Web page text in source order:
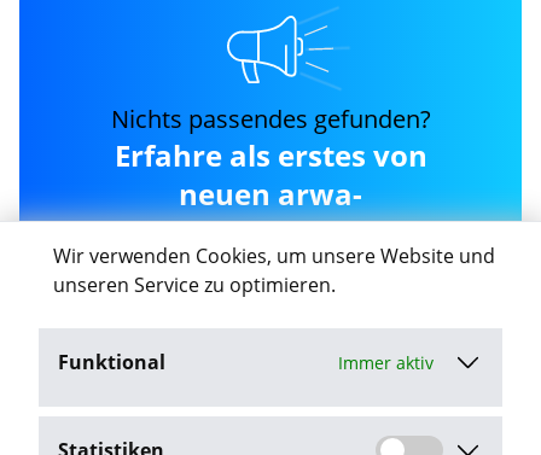
Wir verwenden Cookies, um unsere Website und
unseren Service zu optimieren.
Funktional Immer aktiv
Nichts passendes gefunden?
Erfahre als erstes von
neuen arwa-
personaldienstleistungen-
gmbh Jobs in Kiel